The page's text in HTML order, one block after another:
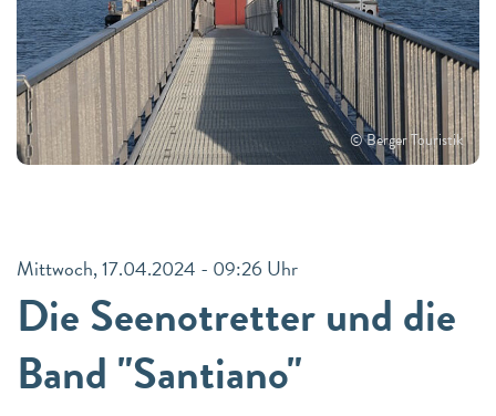
© Berger Touristik
Mittwoch, 17.04.2024 - 09:26 Uhr
Die Seenotretter und die
Band "Santiano"